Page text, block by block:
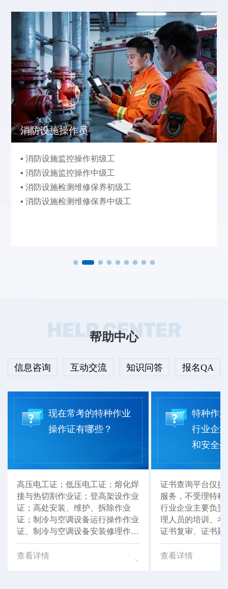
消防设施操作员
▪ 消防设施监控操作初级工
▪ 消防设施监控操作中级工
▪ 消防设施检测维修保养初级工
▪ 消防设施检测维修保养中级工
HELP CENTER
帮助中心
信息咨询 互动交流 知识问答 报名QA
现在常考的特种作业
操作证有哪些？
高压电工证；低压电工证；熔化焊
接与热切割作业证；登高架设作业
证；高处安装、维护、拆除作业
证；制冷与空调设备运行操作作业
证、制冷与空调设备安装修理作业
证等。以上证书，湖北省思特职业
培训学校均可报考。
查看详情
特种作
行业企
和安全
证书查询平台仅
服务，不受理特
行业企业主要负
理人员的培训、
证书复审、证书
以联系当地有资
如：湖北省思特
查看详情